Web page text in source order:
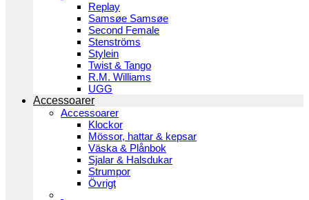
Replay
Samsøe Samsøe
Second Female
Stenströms
Stylein
Twist & Tango
R.M. Williams
UGG
Accessoarer
Accessoarer
Klockor
Mössor, hattar & kepsar
Väska & Plånbok
Sjalar & Halsdukar
Strumpor
Övrigt